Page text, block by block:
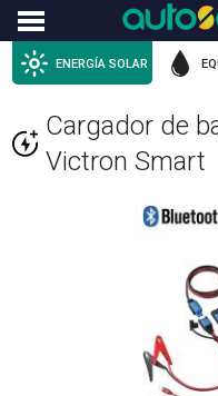
Menu
ENERGÍA SOLAR
Cargador de
Victron Smart